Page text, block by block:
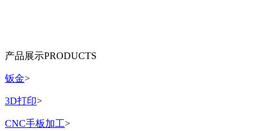
产品展示PRODUCTS
钣金>
3D打印>
CNC手板加工>